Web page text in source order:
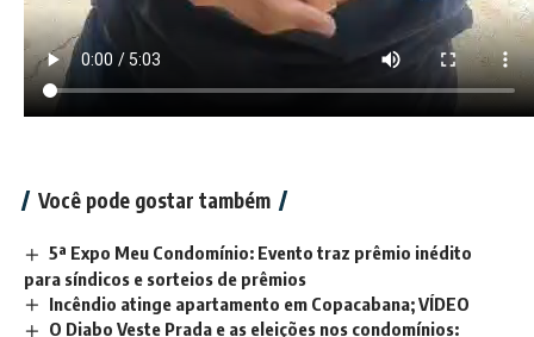
Você pode gostar também
5ª Expo Meu Condomínio: Evento traz prêmio inédito
para síndicos e sorteios de prêmios
Incêndio atinge apartamento em Copacabana; VÍDEO
O Diabo Veste Prada e as eleições nos condomínios: